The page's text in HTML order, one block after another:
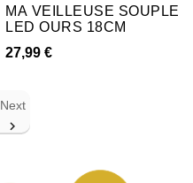
MA VEILLEUSE SOUPLE
LED OURS 18CM
27,99 €
Next
